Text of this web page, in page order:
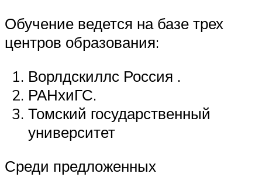
Обучение ведется на базе трех
центров образования:
Ворлдскиллс Россия .
РАНхиГС.
Томский государственный
университет
Среди предложенных